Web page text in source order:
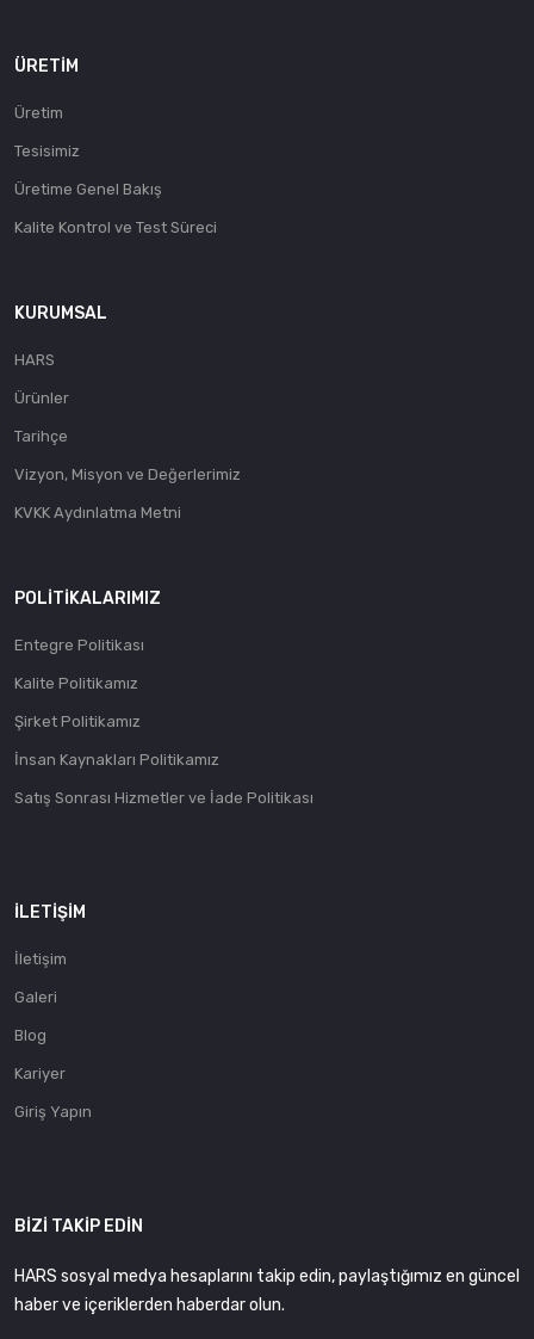
ÜRETIM
Üretim
Tesisimiz
Üretime Genel Bakış
Kalite Kontrol ve Test Süreci
KURUMSAL
HARS
Ürünler
Tarihçe
Vizyon, Misyon ve Değerlerimiz
KVKK Aydınlatma Metni
POLITIKALARIMIZ
Entegre Politikası
Kalite Politikamız
Şirket Politikamız
İnsan Kaynakları Politikamız
Satış Sonrası Hizmetler ve İade Politikası
İLETIŞIM
İletişim
Galeri
Blog
Kariyer
Giriş Yapın
BIZI TAKIP EDIN
HARS sosyal medya hesaplarını takip edin, paylaştığımız en güncel
haber ve içeriklerden haberdar olun.